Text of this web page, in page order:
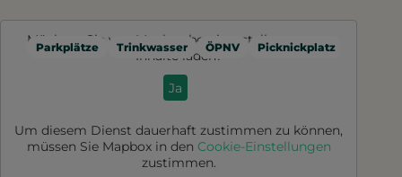
Parkplätze Trinkwasser ÖPNV Picknickplatz
Möchten Sie von Mapbox
bereitgestellte externe
Inhalte laden?
Ja
Um diesem Dienst dauerhaft zustimmen zu können,
müssen Sie Mapboxin den Cookie-Einstellungen
zustimmen.